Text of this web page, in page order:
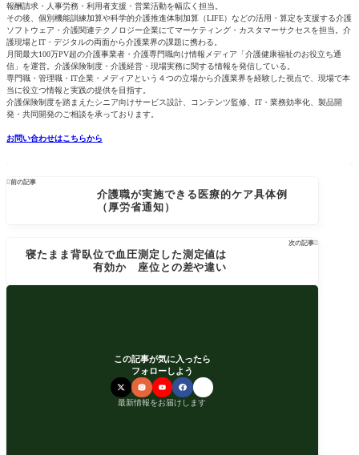
報酬請求・人事労務・利用者支援・営業活動を幅広く担当。
その後、個別機能訓練加算や科学的介護推進体制加算（LIFE）などの活用・算定を支援する介護
ソフトウェア・介護関連テクノロジー企業にてマーケティング・カスタマーサクセスを担当。介
護現場とIT・デジタルの両面から介護業界の課題に携わる。
月間最大100万PV超の介護事業者・介護専門職向け情報メディア「介護健康福祉のお役立ち通
信」を運営。介護保険制度・介護経営・現場実務に関する情報を発信している。
専門職・管理職・IT企業・メディアという４つの立場から介護業界を経験した視点で、現場で本
当に役立つ情報と実践の提供を目指す。
介護保険制度を踏まえたシニア向けサービス設計、コンテンツ監修、IT・業務効率化、製品開
発・共同開発のご相談を承っております。
お問い合わせはこちらから
前の記事
介護職が実施できる医療的ケア具体例
（厚労省通知）
次の記事
寝たまま背臥位で血圧測定した測定値は
有効か 座位との差や違い
この記事が気に入ったら
フォローしよう
最新情報をお届けします